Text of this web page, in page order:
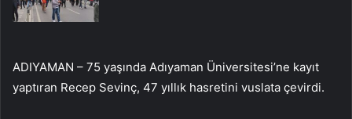
ADIYAMAN – 75 yaşında Adıyaman Üniversitesi’ne kayıt
yaptıran Recep Sevinç, 47 yıllık hasretini vuslata çevirdi.